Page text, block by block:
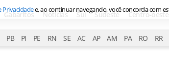
Gabaritos Notícias Sul Sudeste Centro-oeste
PB PI PE RN SE AC AP AM PA RO RR
Privacidadee, ao continuar navegando, você concorda com